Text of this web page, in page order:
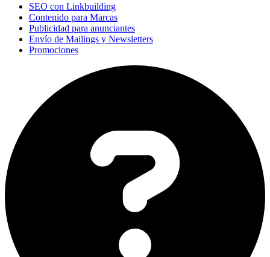
SEO con Linkbuilding
Contenido para Marcas
Publicidad para anunciantes
Envío de Mailings y Newsletters
Promociones